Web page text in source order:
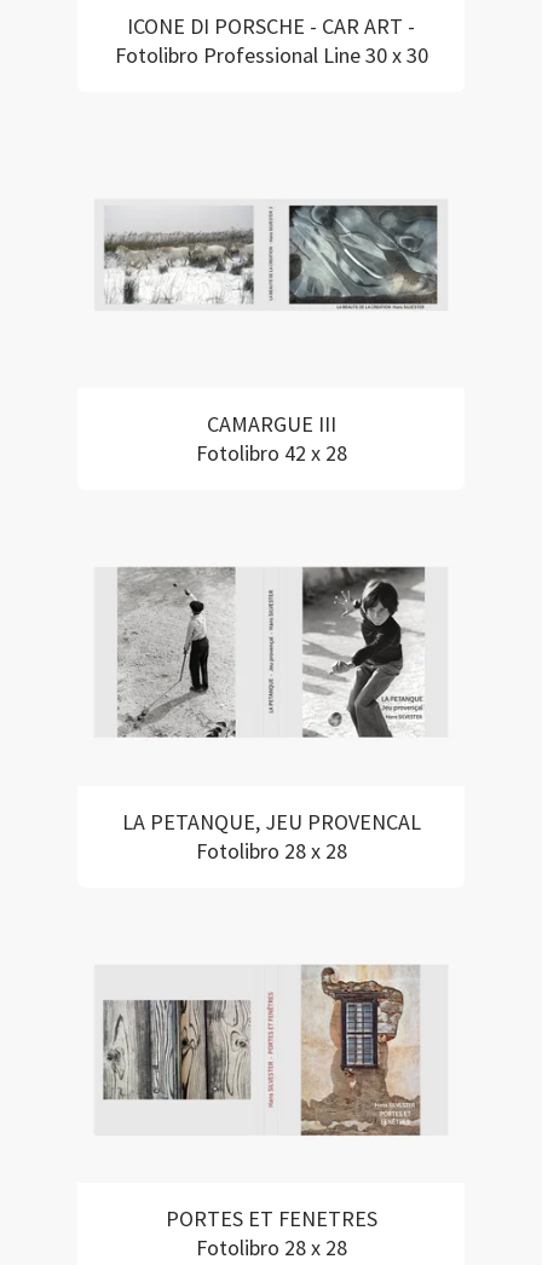
ICONE DI PORSCHE - CAR ART -
Fotolibro Professional Line 30 x 30
CAMARGUE III
Fotolibro 42 x 28
LA PETANQUE, JEU PROVENCAL
Fotolibro 28 x 28
PORTES ET FENETRES
Fotolibro 28 x 28